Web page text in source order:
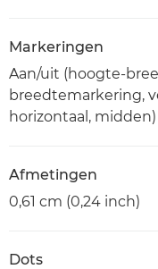
Markeringen
Aan/uit (hoogte-
breedtemarkering,
horizontaal, midden)
Afmetingen
0,61 cm (0,24 inch)
Dots